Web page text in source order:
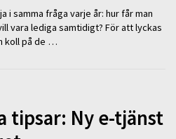
i samma fråga varje år: hur får man
vara lediga samtidigt? För att lyckas
koll på de …
tipsar: Ny e-tjänst